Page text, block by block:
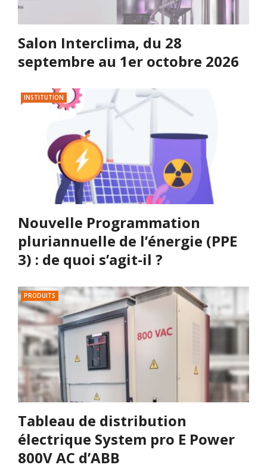
Salon Interclima, du 28
septembre au 1er octobre 2026
INSTITUTION
Nouvelle Programmation
pluriannuelle de l’énergie (PPE
3) : de quoi s’agit-il ?
PRODUITS
Tableau de distribution
électrique System pro E Power
800V AC d’ABB